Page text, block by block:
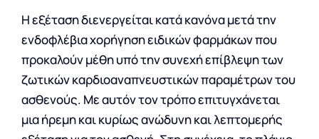
Η εξέταση διενεργείται κατά κανόνα μετά την
ενδοφλέβια χορήγηση ειδικών φαρμάκων που
προκαλούν μέθη υπό την συνεχή επίβλεψη των
ζωτικών καρδιοαναπνευστικών παραμέτρων του
ασθενούς. Με αυτόν τον τρόπο επιτυγχάνεται
μια ήρεμη και κυρίως ανώδυνη και λεπτομερής